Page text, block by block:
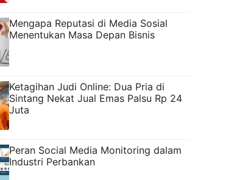
Mengapa Reputasi di Media Sosial
Menentukan Masa Depan Bisnis
Ketagihan Judi Online: Dua Pria di
Sintang Nekat Jual Emas Palsu Rp 24
Juta
Peran Social Media Monitoring dalam
Industri Perbankan